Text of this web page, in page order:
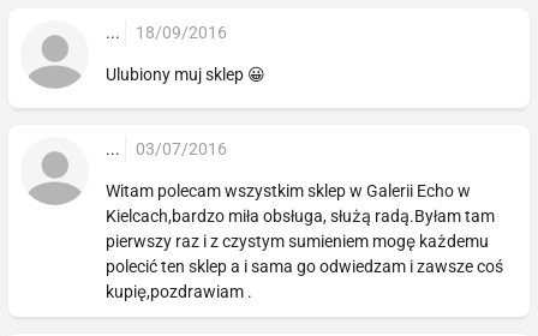
... 18/09/2016
Ulubiony muj sklep 😀
... 03/07/2016
Witam polecam wszystkim sklep w Galerii Echo w
Kielcach,bardzo miła obsługa, służą radą.Byłam tam
pierwszy raz i z czystym sumieniem mogę każdemu
polecić ten sklep a i sama go odwiedzam i zawsze coś
kupię,pozdrawiam .